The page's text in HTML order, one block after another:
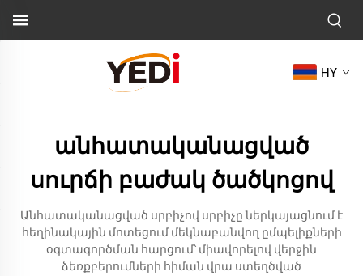
HY
անհատականացված
սուրճի բաժակ ծածկոցով
Անհատականացված սրբիչով սրբիչը ներկայացնում է
հեղինակային մոտեցում մեկնաբանվող ըմպելիքների
օգտագործման հարցում՝ միավորելով վերջին
ձեռքբերումների հիման վրա ստեղծված